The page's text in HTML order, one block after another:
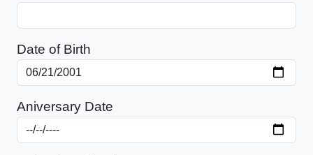
Date of Birth
Aniversary Date